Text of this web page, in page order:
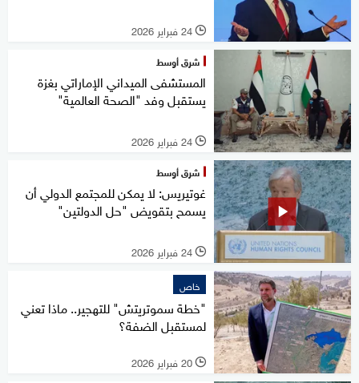
l 24 فبراير 2026
شرق أوسط
المستشفى الميداني الإماراتي بغزة
يستقبل وفد "الصحة العالمية"
l 24 فبراير 2026
شرق أوسط
غوتيريس: لا يمكن للمجتمع الدولي أن
يسمح بتقويض "حل الدولتين"
l 24 فبراير 2026
خاص
"خطة سموتريتش" للتهجير.. ماذا تعني
لمستقبل الضفة؟
l 20 فبراير 2026